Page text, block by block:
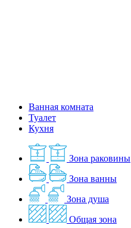
Ванная комната
Туалет
Кухня
Зона раковины
Зона ванны
Зона душа
Общая зона